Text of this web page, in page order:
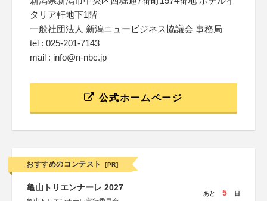
タリア軒地下1階
一般社団法人 新潟ニュービジネス協議会 事務局
tel : 025-201-7143
mail : info@n-nbc.jp
公式ホームページ
おすすめのコンテスト [PR]
亀山トリエンナーレ 2027
あと 5 日